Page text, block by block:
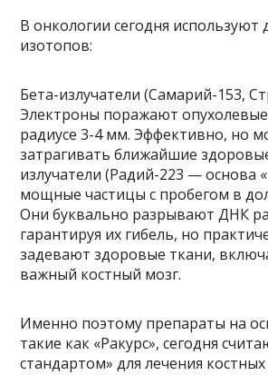
В онкологии сегодня используют
изотопов:
Бета-излучатели (Самарий-153,
Электроны поражают
радиусе 3-4 мм. Эффективно, но
затрагивать ближайшие
излучатели (Радий-223 — основа
мощные частицы с пробегом в
Они буквально разрывают ДНК
гарантируя их гибель, но
задевают здоровые ткани,
важный костный мозг.
Именно поэтому препараты на
такие как «Ракурс», сегодня
стандартом» для лечения